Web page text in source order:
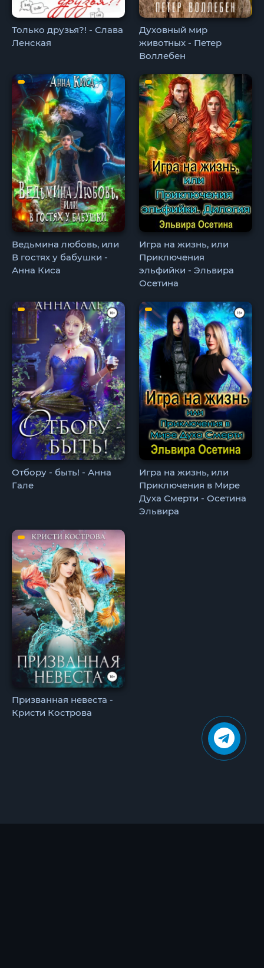
Только друзья?! - Слава
Ленская
Духовный мир
животных - Петер
Воллебен
Ведьмина любовь, или
В гостях у бабушки -
Анна Киса
Игра на жизнь, или
Приключения
эльфийки - Эльвира
Осетина
Отбору - быть! - Анна
Гале
Игра на жизнь, или
Приключения в Мире
Духа Смерти - Осетина
Эльвира
Призванная невеста -
Кристи Кострова